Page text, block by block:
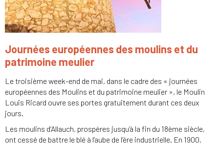
Journées européennes des moulins et du
patrimoine meulier
Le troisième week-end de mai, dans le cadre des « journées
européennes des Moulins et du patrimoine meulier », le Moulin
Louis Ricard ouvre ses portes gratuitement durant ces deux
jours.
Les moulins d’Allauch, prospères jusqu’à la fin du 18ème siècle,
ont cessé de battre le blé à l’aube de l’ère industrielle. En 1900,